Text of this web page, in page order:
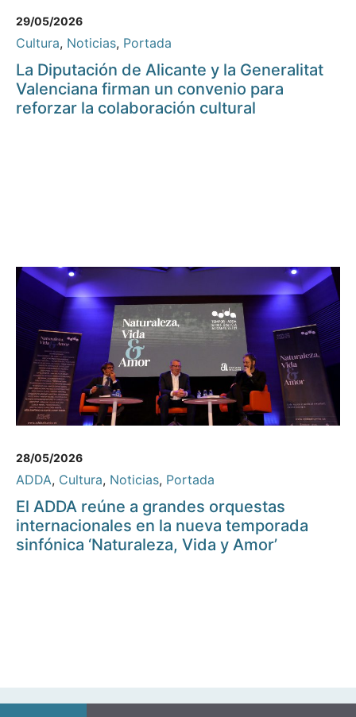
29/05/2026
Cultura, Noticias, Portada
La Diputación de Alicante y la Generalitat
Valenciana firman un convenio para
reforzar la colaboración cultural
28/05/2026
ADDA, Cultura, Noticias, Portada
El ADDA reúne a grandes orquestas
internacionales en la nueva temporada
sinfónica ‘Naturaleza, Vida y Amor’